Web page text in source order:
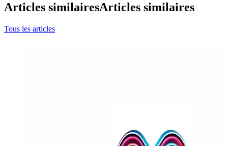
Articles similairesArticles similaires
Tous les articles